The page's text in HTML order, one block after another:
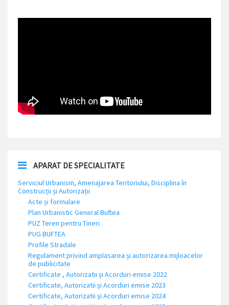
APARAT DE SPECIALITATE
Serviciul Urbanism, Amenajarea Teritoriului, Disciplina în
Construcții și Autorizații
Acte și formulare
Plan Urbanistic General Buftea
PUZ Teren pentru Tineri
PUG BUFTEA
Profile Stradale
Regulament privind amplasarea și autorizarea mijloacelor
de publicitate
Certificate , Autorizatii și Acorduri emise 2022
Certificate, Autorizatii și Acorduri emise 2023
Certificate, Autorizatii și Acorduri emise 2024